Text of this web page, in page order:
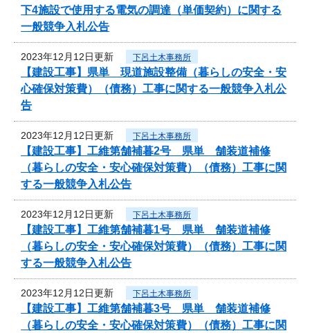
下4施設で使用する電気の調達（単価契約）に関する
一般競争入札公告
2023年12月12日更新 下呂土木事務所
【建設工事】県単 現道施設整備（暮らしの安全・安
心確保対策費）（債務）工事に関する一般競争入札公
告
2023年12月12日更新 下呂土木事務所
【建設工事】工維第舗補暮2号 県単 舗装道補修
（暮らしの安全・安心確保対策費）（債務）工事に関
する一般競争入札公告
2023年12月12日更新 下呂土木事務所
【建設工事】工維第舗補暮1号 県単 舗装道補修
（暮らしの安全・安心確保対策費）（債務）工事に関
する一般競争入札公告
2023年12月12日更新 下呂土木事務所
【建設工事】工維第舗補暮3号 県単 舗装道補修
（暮らしの安全・安心確保対策費）（債務）工事に関